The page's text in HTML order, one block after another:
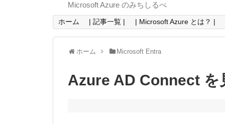
Microsoft Azure のみちしるべ
ホーム | 記事一覧 | | Microsoft Azure とは？ |
ホーム Microsoft Entra
Azure AD Connect を